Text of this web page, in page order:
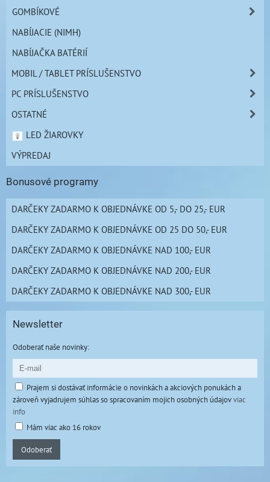
GOMBÍKOVÉ
NABÍJACIE (NIMH)
NABÍJAČKA BATÉRIÍ
MOBIL / TABLET PRÍSLUŠENSTVO
PC PRÍSLUŠENSTVO
OSTATNÉ
LED ŽIAROVKY
VÝPREDAJ
Bonusové programy
DARČEKY ZADARMO K OBJEDNÁVKE OD 5,- DO 25,- EUR
DARČEKY ZADARMO K OBJEDNÁVKE OD 25 DO 50,- EUR
DARČEKY ZADARMO K OBJEDNÁVKE NAD 100,- EUR
DARČEKY ZADARMO K OBJEDNÁVKE NAD 200,- EUR
DARČEKY ZADARMO K OBJEDNÁVKE NAD 300,- EUR
Newsletter
Odoberať naše novinky:
Prajem si dostávať informácie o novinkách a akciových ponukách a
zároveň vyjadrujem súhlas so spracovaním mojich osobných údajovviac
info
Mám viac ako 16 rokov
Odoberať